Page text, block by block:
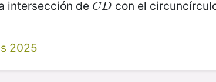
intersección de CD
CD con el
2025